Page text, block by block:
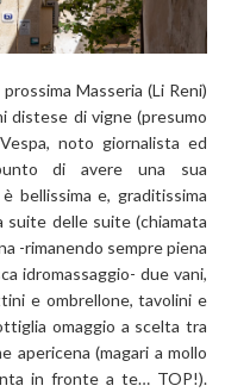
Masseria (Li Reni)
distese di vigne (presumo
noto giornalista ed
di avere una sua
bellissima e, graditissima
suite delle suite (chiamata
-rimanendo sempre piena
idromassaggio- due vani,
e ombrellone, tavolini e
omaggio a scelta tra
apericena (magari a mollo
in fronte a te… TOP!).